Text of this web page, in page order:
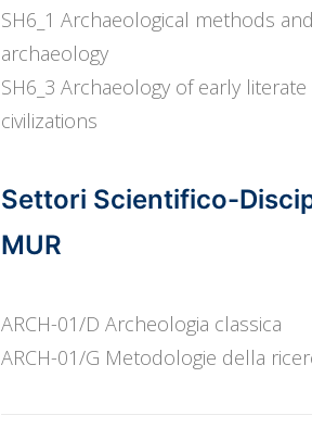
SH6_1 Archaeological methods
archaeology
SH6_3 Archaeology of early
civilizations
Settori Scientifico-
MUR
ARCH-01/D Archeologia classica
ARCH-01/G Metodologie della